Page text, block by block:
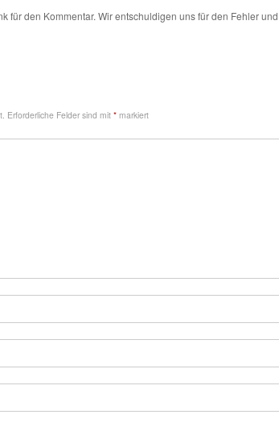
für den Kommentar. Wir entschuldigen uns für den Fehler
Erforderliche Felder sind mit * markiert